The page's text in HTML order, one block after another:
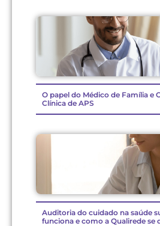
O papel do Médico de Família e
Clínica de APS
Auditoria do cuidado na saúde
funciona e como a Qualirede se